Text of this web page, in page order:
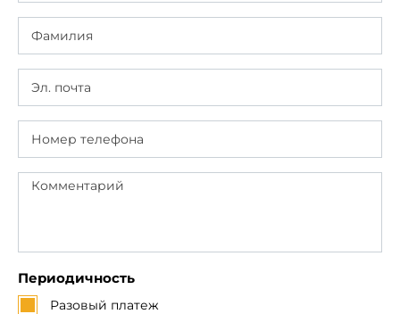
Периодичность
Разовый платеж